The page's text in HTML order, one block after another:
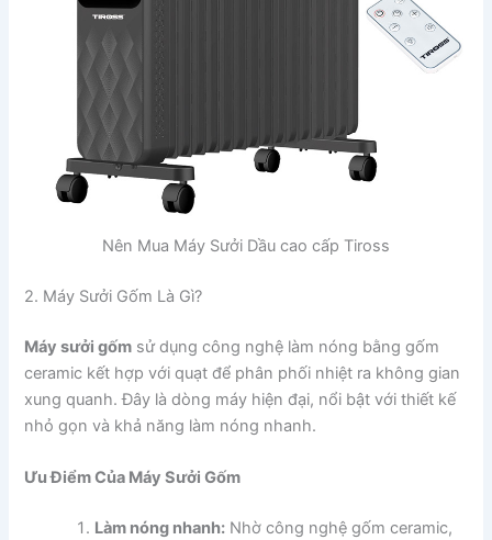
Nên Mua Máy Sưởi Dầu cao cấp Tiross
2. Máy Sưởi Gốm Là Gì?
Máy sưởi gốm sử dụng công nghệ làm nóng bằng gốm
ceramic kết hợp với quạt để phân phối nhiệt ra không gian
xung quanh. Đây là dòng máy hiện đại, nổi bật với thiết kế
nhỏ gọn và khả năng làm nóng nhanh.
Ưu Điểm Của Máy Sưởi Gốm
Làm nóng nhanh: Nhờ công nghệ gốm ceramic,